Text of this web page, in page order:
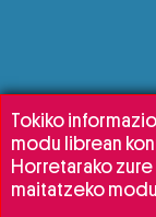
Tokiko
modu librean
Horretarako
maitatzeko